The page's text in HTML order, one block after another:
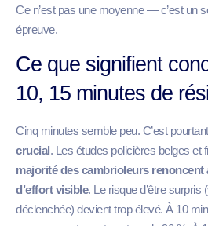
Ce n’est pas une moyenne — c’est un
épreuve.
Ce que signifient
10, 15 minutes de
Cinq minutes semble peu. C’est
crucial. Les études policières belges et
majorité des cambrioleurs renoncent
d’effort visible. Le risque d’être
déclenchée) devient trop élevé. À 10